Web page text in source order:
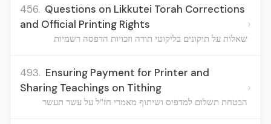
456. Questions on Likkutei Torah Corrections
and Official Printing Rights
שאלות על תיקונים בליקוטי תורה וזכויות הדפסה רשמיות
›
493. Ensuring Payment for Printer and
Sharing Teachings on Tithing
הבטחת תשלום למדפיס ושיתוף מאמרי חז"ל על עשר תעשר
›